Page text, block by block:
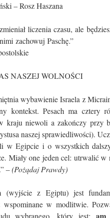
– Rosz Haszana
liczenia czasu, ale
wraz z nimi
NASZEJ WOLNOŚCI
wybawienie Israela z
kontekst. Pesach ma cztery
kraju niewoli a zakończy przy
naszej sprawiedliwości).
w Egipcie i o wszystkich
Miały one jeden cel: utrwalić w
–(Pożądaj Prawdy)
(wyjście z Egiptu) jest
wspominane w modlitwie.
wybranego, który jest: